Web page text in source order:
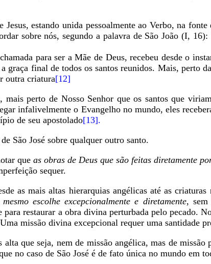
estando unida pessoalmente ao Verbo, na fonte
sobre nós, segundo a palavra de São João (I, 16):
para ser a Mãe de Deus, recebeu desde o
graça final de todos os santos reunidos. Mais, perto
outra criatura[12]
perto de Nosso Senhor que os santos que
infalivelmente o Evangelho no mundo, eles
de seu apostolado[13].
São José sobre qualquer outro santo.
que as obras de Deus que são feitas diretamente
sequer.
as mais altas hierarquias angélicas até as criaturas
escolhe excepcionalmente e diretamente, sem
para restaurar a obra divina perturbada pelo pecado.
missão divina excepcional requer uma santidade
que seja, nem de missão angélica, mas de
no caso de São José é de fato única no mundo em